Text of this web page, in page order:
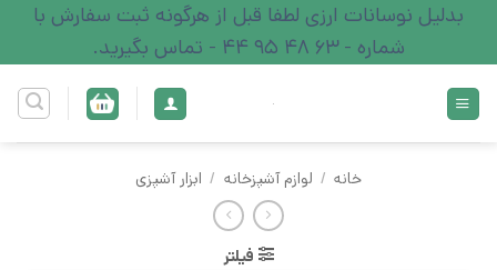
content
بدلیل نوسانات ارزی لطفا قبل از هرگونه ثبت سفارش با
شماره - 63 48 95 44 - تماس بگیرید.
خانه / لوازم آشپزخانه / ابزار آشپزی
فیلتر